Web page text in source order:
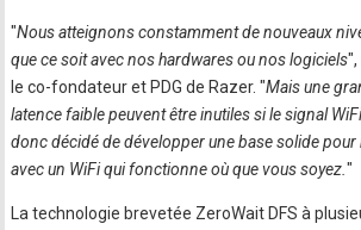
"Nous atteignons constamment de nouveaux
que ce soit avec nos hardwares ou nos logiciels
le co-fondateur et PDG de Razer. "Mais une
latence faible peuvent être inutiles si le signal
donc décidé de développer une base solide
avec un WiFi qui fonctionne où que vous soyez."
La technologie brevetée ZeroWait DFS à